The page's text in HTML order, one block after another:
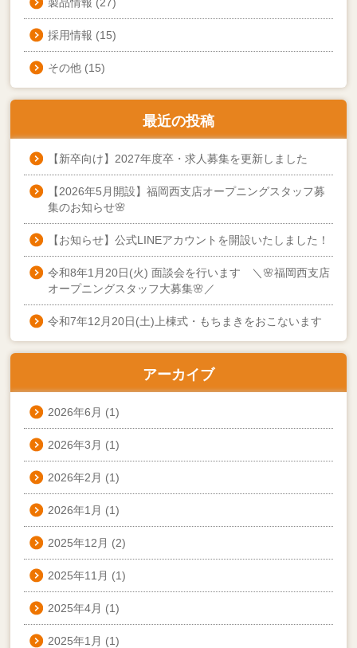
採用情報 (15)
その他(15)
最近の投稿
【新卒向け】2027年度卒・求人募集を更新しました
【2026年5月開設】福岡西支店オープニングスタッフ募
集のお知らせ🌸
【お知らせ】公式LINEアカウントを開設いたしました！
令和8年1月20日(火) 面談会を行います ＼🌸福岡西支店
オープニングスタッフ大募集🌸／
令和7年12月20日(土)上棟式・もちまきをおこないます
アーカイブ
2026年6月 (1)
2026年3月 (1)
2026年2月 (1)
2026年1月 (1)
2025年12月 (2)
2025年11月 (1)
2025年4月 (1)
2025年1月 (1)